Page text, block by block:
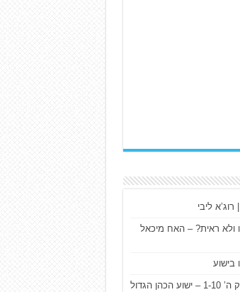
ליבי
צמנו ולא ראית? – האח מיכאל
בישוע
דרשה על אל העברים פרק ה’ 1-10 – ישוע הכהן הגדול